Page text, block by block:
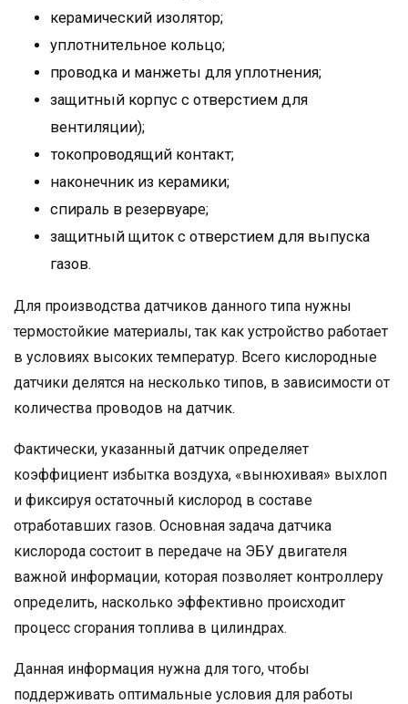
керамический изолятор;
уплотнительное кольцо;
проводка и манжеты для уплотнения;
защитный корпус с отверстием для
вентиляции);
токопроводящий контакт;
наконечник из керамики;
спираль в резервуаре;
защитный щиток с отверстием для выпуска
газов.
Для производства датчиков данного типа нужны
термостойкие материалы, так как устройство работает
в условиях высоких температур. Всего кислородные
датчики делятся на несколько типов, в зависимости от
количества проводов на датчик.
Фактически, указанный датчик определяет
коэффициент избытка воздуха, «вынюхивая» выхлоп
и фиксируя остаточный кислород в составе
отработавших газов. Основная задача датчика
кислорода состоит в передаче на ЭБУ двигателя
важной информации, которая позволяет контроллеру
определить, насколько эффективно происходит
процесс сгорания топлива в цилиндрах.
Данная информация нужна для того, чтобы
поддерживать оптимальные условия для работы